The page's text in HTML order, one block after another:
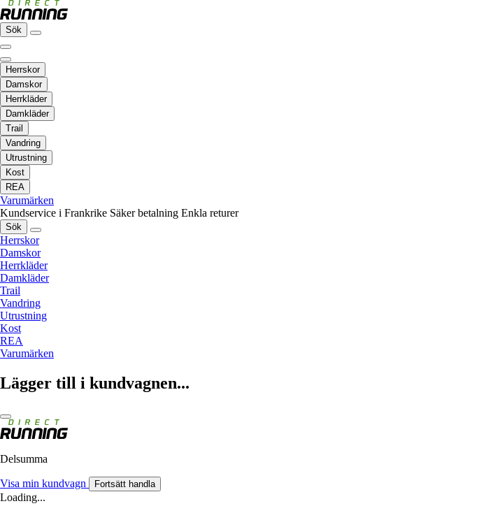
Sök
Herrskor
Damskor
Herrkläder
Damkläder
Trail
Vandring
Utrustning
Kost
REA
Varumärken
Kundservice i Frankrike Säker betalning Enkla returer
Sök
Herrskor
Damskor
Herrkläder
Damkläder
Trail
Vandring
Utrustning
Kost
REA
Varumärken
Lägger till i kundvagnen...
Delsumma
Visa min kundvagn Fortsätt handla
Loading...